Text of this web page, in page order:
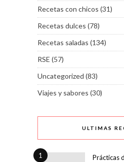
Recetas con chicos (31)
Recetas dulces (78)
Recetas saladas (134)
RSE (57)
Uncategorized (83)
Viajes y sabores (30)
ULTIMAS
1
Prácticas